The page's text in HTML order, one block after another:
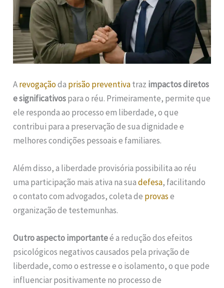
Arevogaçãoda prisão preventivatraz impactos diretos
e significativospara o réu. Primeiramente, permite que
ele responda ao processo em liberdade, o que
contribui para a preservação de sua dignidade e
melhores condições pessoais e familiares.
Além disso, a liberdade provisória possibilita ao réu
uma participação mais ativa na suadefesa, facilitando
o contato com advogados, coleta de provase
organização de testemunhas.
Outro aspecto importanteé a redução dos efeitos
psicológicos negativos causados pela privação de
liberdade, como o estresse e o isolamento, o que pode
influenciar positivamente no processo de